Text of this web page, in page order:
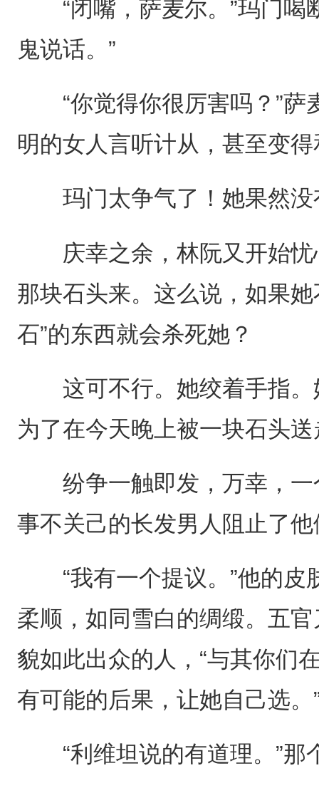
“闭嘴，萨麦尔。”玛门喝
鬼说话。”
“你觉得你很厉害吗？”萨
明的女人言听计从，甚至变
玛门太争气了！她果然没
庆幸之余，林阮又开始忧
那块石头来。这么说，如果
石”的东西就会杀死她？
这可不行。她绞着手指。
为了在今天晚上被一块石头
纷争一触即发，万幸，一
事不关己的长发男人阻止了他
“我有一个提议。”他的皮
柔顺，如同雪白的绸缎。五
貌如此出众的人，“与其你们
有可能的后果，让她自己选。
“利维坦说的有道理。”那